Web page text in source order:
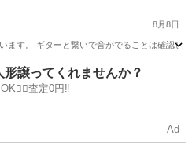
8月8日
ます。 ギターと繋いで音がでることは確認し
プ形譲ってくれませんか？
査定0円‼️
Ad